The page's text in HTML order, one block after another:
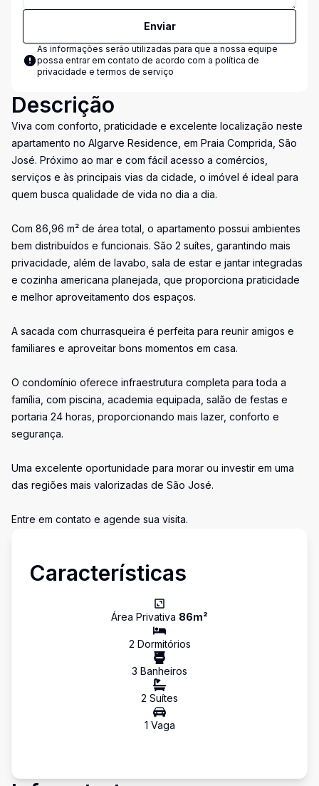
Enviar
As informações serão utilizadas para que a nossa equipe
possa entrar em contato de acordo com a política de
privacidade e termos de serviço
Descrição
Viva com conforto, praticidade e excelente localização neste
apartamento no Algarve Residence, em Praia Comprida, São
José. Próximo ao mar e com fácil acesso a comércios,
serviços e às principais vias da cidade, o imóvel é ideal para
quem busca qualidade de vida no dia a dia.
Com 86,96 m² de área total, o apartamento possui ambientes
bem distribuídos e funcionais. São 2 suítes, garantindo mais
privacidade, além de lavabo, sala de estar e jantar integradas
e cozinha americana planejada, que proporciona praticidade
e melhor aproveitamento dos espaços.
A sacada com churrasqueira é perfeita para reunir amigos e
familiares e aproveitar bons momentos em casa.
O condomínio oferece infraestrutura completa para toda a
família, com piscina, academia equipada, salão de festas e
portaria 24 horas, proporcionando mais lazer, conforto e
segurança.
Uma excelente oportunidade para morar ou investir em uma
das regiões mais valorizadas de São José.
Entre em contato e agende sua visita.
Características
Área Privativa 86m²
2 Dormitórios
3 Banheiros
2 Suítes
1 Vaga